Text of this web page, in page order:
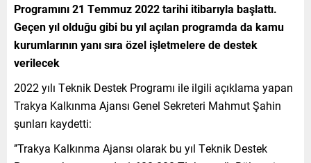
Programını 21 Temmuz 2022 tarihi itibarıyla başlattı.
Geçen yıl olduğu gibi bu yıl açılan programda da kamu
kurumlarının yanı sıra özel işletmelere de destek
verilecek
2022 yılı Teknik Destek Programı ile ilgili açıklama yapan
Trakya Kalkınma Ajansı Genel Sekreteri Mahmut Şahin
şunları kaydetti:
’’Trakya Kalkınma Ajansı olarak bu yıl Teknik Destek